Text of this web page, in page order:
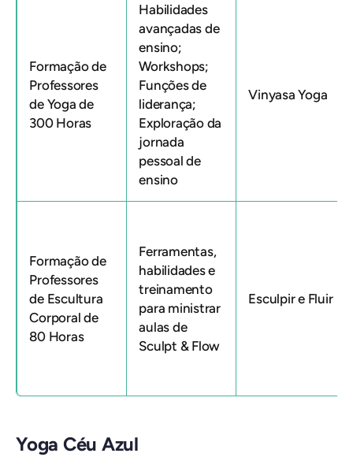
Formação de
Professores
de Yoga de
300 Horas
Habilidades
avançadas de
ensino;
Workshops;
Funções de
liderança;
Exploração da
jornada
pessoal de
ensino
Vinyasa Yoga
Formação de
Professores
de Escultura
Corporal de
80 Horas
Ferramentas,
habilidades e
treinamento
para ministrar
aulas de
Sculpt & Flow
Esculpir e Fluir
Yoga Céu Azul